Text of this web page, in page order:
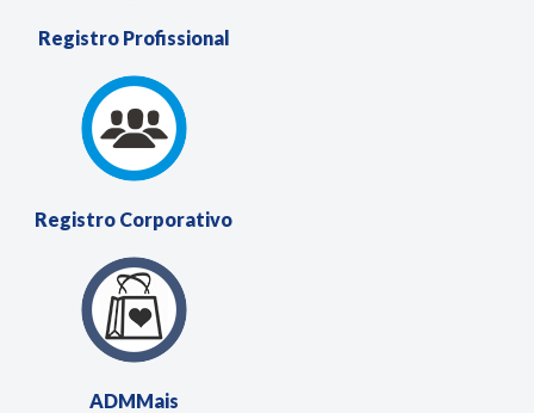
Registro Profissional
Registro Corporativo
ADMMais